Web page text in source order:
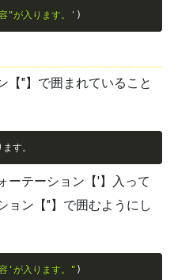
"が入ります。' )
【"】で囲まれていること
す。
ーテーション【'】入って
ョン【"】で囲むようにし
'が入ります。" )